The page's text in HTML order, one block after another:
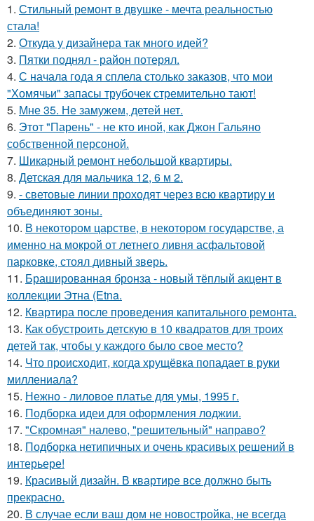
1. Стильный ремонт в двушке - мечта реальностью
стала!
2. Откуда у дизайнера так много идей?
3. Пятки поднял - район потерял.
4. С начала года я сплела столько заказов, что мои
"Хомячьи" запасы трубочек стремительно тают!
5. Мне 35. Не замужем, детей нет.
6. Этот "Парень" - не кто иной, как Джон Гальяно
собственной персоной.
7. Шикарный ремонт небольшой квартиры.
8. Детская для мальчика 12, 6 м 2.
9. - световые линии проходят через всю квартиру и
объединяют зоны.
10. В некотором царстве, в некотором государстве, а
именно на мокрой от летнего ливня асфальтовой
парковке, стоял дивный зверь.
11. Брашированная бронза - новый тёплый акцент в
коллекции Этна (Etna.
12. Квартира после проведения капитального ремонта.
13. Как обустроить детскую в 10 квадратов для троих
детей так, чтобы у каждого было свое место?
14. Что происходит, когда хрущёвка попадает в руки
миллениала?
15. Нежно - лиловое платье для умы, 1995 г.
16. Подборка идеи для оформления лоджии.
17. "Скромная" налево, "решительный" направо?
18. Подборка нетипичных и очень красивых решений в
интерьере!
19. Красивый дизайн. В квартире все должно быть
прекрасно.
20. В случае если ваш дом не новостройка, не всегда